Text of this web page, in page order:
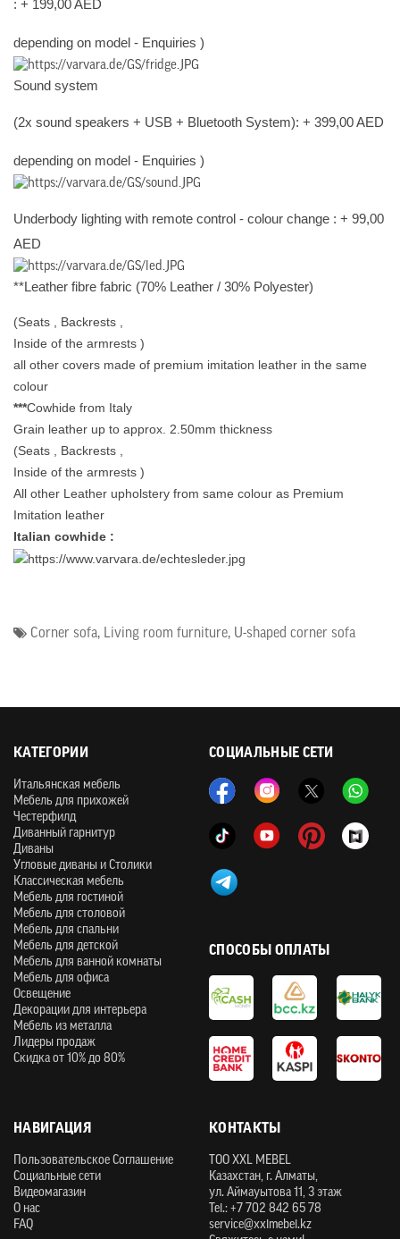
: + 199,00 AED
depending on model - Enquiries )
Sound system
(2x sound speakers + USB + Bluetooth System): + 399,00 AED
depending on model - Enquiries )
Underbody lighting with remote control - colour change : + 99,00
AED
**Leather fibre fabric (70% Leather / 30% Polyester)
(Seats , Backrests ,
Inside of the armrests )
all other covers made of premium imitation leather in the same
colour
***Cowhide from Italy
Grain leather up to approx. 2.50mm thickness
(Seats , Backrests ,
Inside of the armrests )
All other Leather upholstery from same colour as Premium
Imitation leather
Italian cowhide :
Corner sofa, Living room furniture, U-shaped corner sofa
СОЦИАЛЬНЫЕ СЕТИ
КАТЕГОРИИ
Итальянская мебель
Мебель для прихожей
Честерфилд
Диванный гарнитур
Диваны
Угловые диваны и Столики
Классическая мебель
Мебель для гостиной
Мебель для столовой
Мебель для спальни
Мебель для детской
Мебель для ванной комнаты
Мебель для офиса
Освещение
Декорации для интерьера
Мебель из металла
Лидеры продаж
Скидка от 10% до 80%
НАВИГАЦИЯ
Пользовательское Соглашение
Социальные сети
Видеомагазин
О нас
FAQ
СПОСОБЫ ОПЛАТЫ
КОНТАКТЫ
ТOO XXL MEBEL
Казахстан, г. Алматы,
ул. Аймауытова 11, 3 этаж
Tel.: +7 702 842 65 78
service@xxlmebel.kz